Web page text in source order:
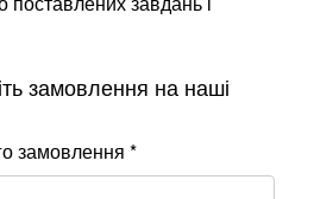
замовлення на наші
замовлення *